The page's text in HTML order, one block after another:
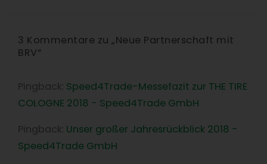
3 Kommentare zu „Neue Partnerschaft mit
BRV“
Pingback: Speed4Trade-Messefazit zur THE TIRE
COLOGNE 2018 - Speed4Trade GmbH
Pingback: Unser großer Jahresrückblick 2018 -
Speed4Trade GmbH